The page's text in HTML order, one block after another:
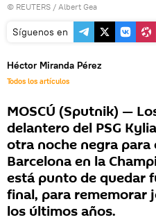
© REUTERS / Albert Gea
Síguenos en
Héctor Miranda Pérez
Todos los artículos
MOSCÚ (Sputnik) —
delantero del PSG
otra noche negra para
Barcelona en la
está punto de quedar
final, para rememorar
los últimos años.